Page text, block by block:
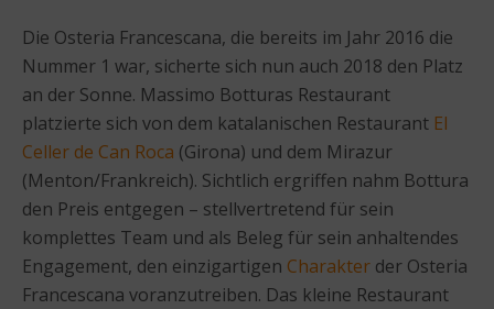
Die Osteria Francescana, die bereits im Jahr 2016 die
Nummer 1 war, sicherte sich nun auch 2018 den Platz
an der Sonne. Massimo Botturas Restaurant
platzierte sich von dem katalanischen Restaurant El
Celler de Can Roca (Girona) und dem Mirazur
(Menton/Frankreich). Sichtlich ergriffen nahm Bottura
den Preis entgegen – stellvertretend für sein
komplettes Team und als Beleg für sein anhaltendes
Engagement, den einzigartigen Charakter der Osteria
Francescana voranzutreiben. Das kleine Restaurant